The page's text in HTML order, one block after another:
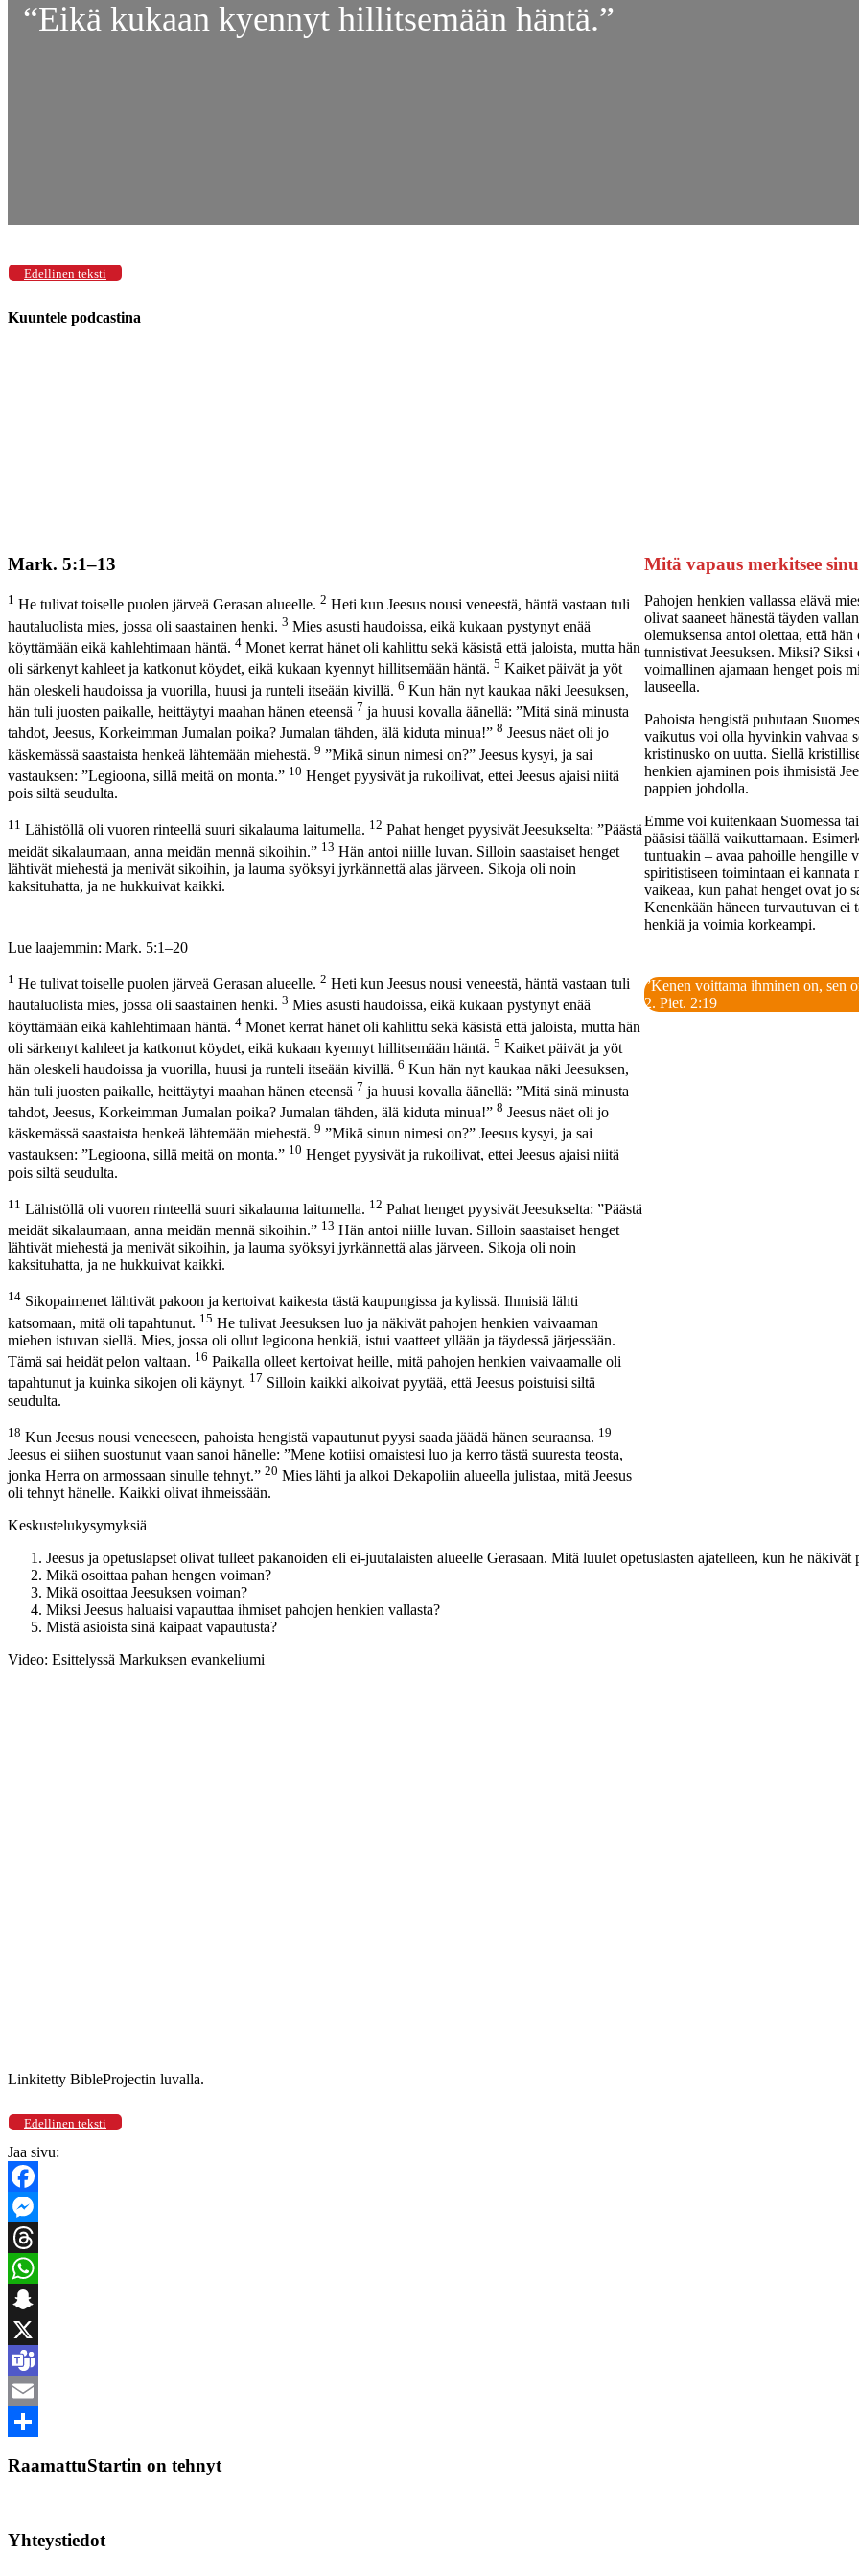
“Eikä kukaan kyennyt hillitsemään häntä.”
Edellinen teksti
Kuuntele podcastina
Mark. 5:1–13
1 He tulivat toiselle puolen järveä Gerasan alueelle. 2 Heti kun Jeesus nousi veneestä, häntä vastaan tuli
hautaluolista mies, jossa oli saastainen henki. 3 Mies asusti haudoissa, eikä kukaan pystynyt enää
köyttämään eikä kahlehtimaan häntä. 4 Monet kerrat hänet oli kahlittu sekä käsistä että jaloista, mutta hän
oli särkenyt kahleet ja katkonut köydet, eikä kukaan kyennyt hillitsemään häntä. 5 Kaiket päivät ja yöt
hän oleskeli haudoissa ja vuorilla, huusi ja runteli itseään kivillä. 6 Kun hän nyt kaukaa näki Jeesuksen,
hän tuli juosten paikalle, heittäytyi maahan hänen eteensä 7 ja huusi kovalla äänellä: ”Mitä sinä minusta
tahdot, Jeesus, Korkeimman Jumalan poika? Jumalan tähden, älä kiduta minua!” 8 Jeesus näet oli jo
käskemässä saastaista henkeä lähtemään miehestä. 9 ”Mikä sinun nimesi on?” Jeesus kysyi, ja sai
vastauksen: ”Legioona, sillä meitä on monta.” 10 Henget pyysivät ja rukoilivat, ettei Jeesus ajaisi niitä
pois siltä seudulta.
11 Lähistöllä oli vuoren rinteellä suuri sikalauma laitumella. 12 Pahat henget pyysivät Jeesukselta: ”Päästä
meidät sikalaumaan, anna meidän mennä sikoihin.” 13 Hän antoi niille luvan. Silloin saastaiset henget
lähtivät miehestä ja menivät sikoihin, ja lauma syöksyi jyrkännettä alas järveen. Sikoja oli noin
kaksituhatta, ja ne hukkuivat kaikki.
Lue laajemmin: Mark. 5:1–20
1 He tulivat toiselle puolen järveä Gerasan alueelle. 2 Heti kun Jeesus nousi veneestä, häntä vastaan tuli
hautaluolista mies, jossa oli saastainen henki. 3 Mies asusti haudoissa, eikä kukaan pystynyt enää
köyttämään eikä kahlehtimaan häntä. 4 Monet kerrat hänet oli kahlittu sekä käsistä että jaloista, mutta hän
oli särkenyt kahleet ja katkonut köydet, eikä kukaan kyennyt hillitsemään häntä. 5 Kaiket päivät ja yöt
hän oleskeli haudoissa ja vuorilla, huusi ja runteli itseään kivillä. 6 Kun hän nyt kaukaa näki Jeesuksen,
hän tuli juosten paikalle, heittäytyi maahan hänen eteensä 7 ja huusi kovalla äänellä: ”Mitä sinä minusta
tahdot, Jeesus, Korkeimman Jumalan poika? Jumalan tähden, älä kiduta minua!” 8 Jeesus näet oli jo
käskemässä saastaista henkeä lähtemään miehestä. 9 ”Mikä sinun nimesi on?” Jeesus kysyi, ja sai
vastauksen: ”Legioona, sillä meitä on monta.” 10 Henget pyysivät ja rukoilivat, ettei Jeesus ajaisi niitä
pois siltä seudulta.
11 Lähistöllä oli vuoren rinteellä suuri sikalauma laitumella. 12 Pahat henget pyysivät Jeesukselta: ”Päästä
meidät sikalaumaan, anna meidän mennä sikoihin.” 13 Hän antoi niille luvan. Silloin saastaiset henget
lähtivät miehestä ja menivät sikoihin, ja lauma syöksyi jyrkännettä alas järveen. Sikoja oli noin
kaksituhatta, ja ne hukkuivat kaikki.
14 Sikopaimenet lähtivät pakoon ja kertoivat kaikesta tästä kaupungissa ja kylissä. Ihmisiä lähti
katsomaan, mitä oli tapahtunut. 15 He tulivat Jeesuksen luo ja näkivät pahojen henkien vaivaaman
miehen istuvan siellä. Mies, jossa oli ollut legioona henkiä, istui vaatteet yllään ja täydessä järjessään.
Tämä sai heidät pelon valtaan. 16 Paikalla olleet kertoivat heille, mitä pahojen henkien vaivaamalle oli
tapahtunut ja kuinka sikojen oli käynyt. 17 Silloin kaikki alkoivat pyytää, että Jeesus poistuisi siltä
seudulta.
18 Kun Jeesus nousi veneeseen, pahoista hengistä vapautunut pyysi saada jäädä hänen seuraansa. 19
Jeesus ei siihen suostunut vaan sanoi hänelle: ”Mene kotiisi omaistesi luo ja kerro tästä suuresta teosta,
jonka Herra on armossaan sinulle tehnyt.” 20 Mies lähti ja alkoi Dekapoliin alueella julistaa, mitä Jeesus
oli tehnyt hänelle. Kaikki olivat ihmeissään.
Mitä vapaus merkitsee
Pahojen henkien vallassa elävä
olivat saaneet hänestä täyden
olemuksensa antoi olettaa, että
tunnistivat Jeesuksen. Miksi? Siksi
voimallinen ajamaan henget pois
lauseella.
Pahoista hengistä puhutaan
vaikutus voi olla hyvinkin vahvaa
kristinusko on uutta. Siellä
henkien ajaminen pois ihmisistä
pappien johdolla.
Emme voi kuitenkaan Suomessa
pääsisi täällä vaikuttamaan.
tuntuakin – avaa pahoille hengille
spiritistiseen toimintaan ei kannata
vaikeaa, kun pahat henget ovat jo
Kenenkään häneen turvautuvan ei
henkiä ja voimia korkeampi.
”Kenen voittama ihminen on, sen
2. Piet. 2:19
Keskustelukysymyksiä
Jeesus ja opetuslapset olivat tulleet pakanoiden eli ei-juutalaisten alueelle Gerasaan. Mitä luulet opetuslasten ajatelleen, kun he
Mikä osoittaa pahan hengen voiman?
Mikä osoittaa Jeesuksen voiman?
Miksi Jeesus haluaisi vapauttaa ihmiset pahojen henkien vallasta?
Mistä asioista sinä kaipaat vapautusta?
Video: Esittelyssä Markuksen evankeliumi
Linkitetty BibleProjectin luvalla.
Edellinen teksti
Jaa sivu:
Facebook
Messenger
Threads
WhatsApp
Snapchat
X
Teams
Email
RaamattuStartin on tehnyt
Yhteystiedot